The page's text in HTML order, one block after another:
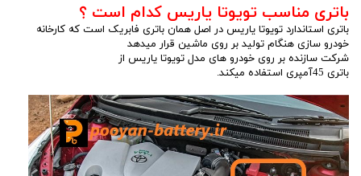
باتری مناسب تویوتا یاریس کدام است ؟
باتری استاندارد تویوتا یاریس در اصل همان باتری فابریک است که کارخانه
خودرو سازی هنگام تولید بر روی ماشین قرار میدهد
شرکت سازنده بر روی خودرو های مدل تویوتا یاریس از
باتری 45آمپری استفاده میکند.